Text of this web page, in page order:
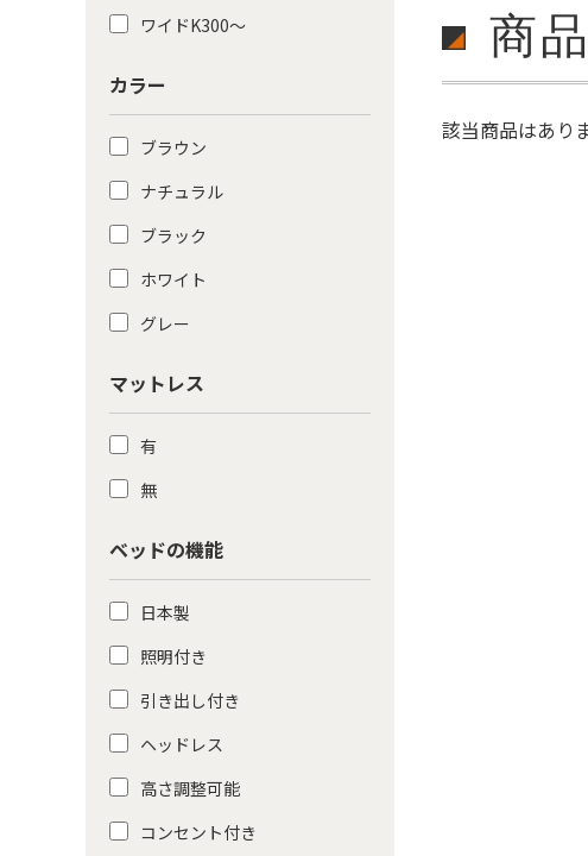
商
該当商品はあり
ワイドK300〜
カラー
ブラウン
ナチュラル
ブラック
ホワイト
グレー
マットレス
有
無
ベッドの機能
日本製
照明付き
引き出し付き
ヘッドレス
高さ調整可能
コンセント付き